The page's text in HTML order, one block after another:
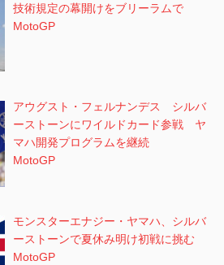
技術規定の幕開けをブリーラムで
MotoGP
アウグスト・フェルナンデス シルバ
ーストーンにワイルドカード参戦 ヤ
マハ開発プログラムを継続
MotoGP
モンスターエナジー・ヤマハ、シルバ
ーストーンで夏休み明け初戦に挑む
MotoGP